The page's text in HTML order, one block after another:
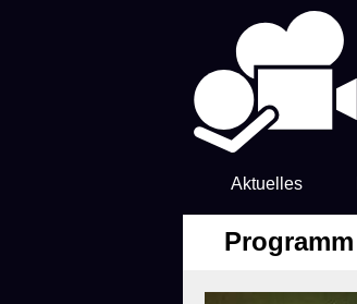
Aktuelles
Programm